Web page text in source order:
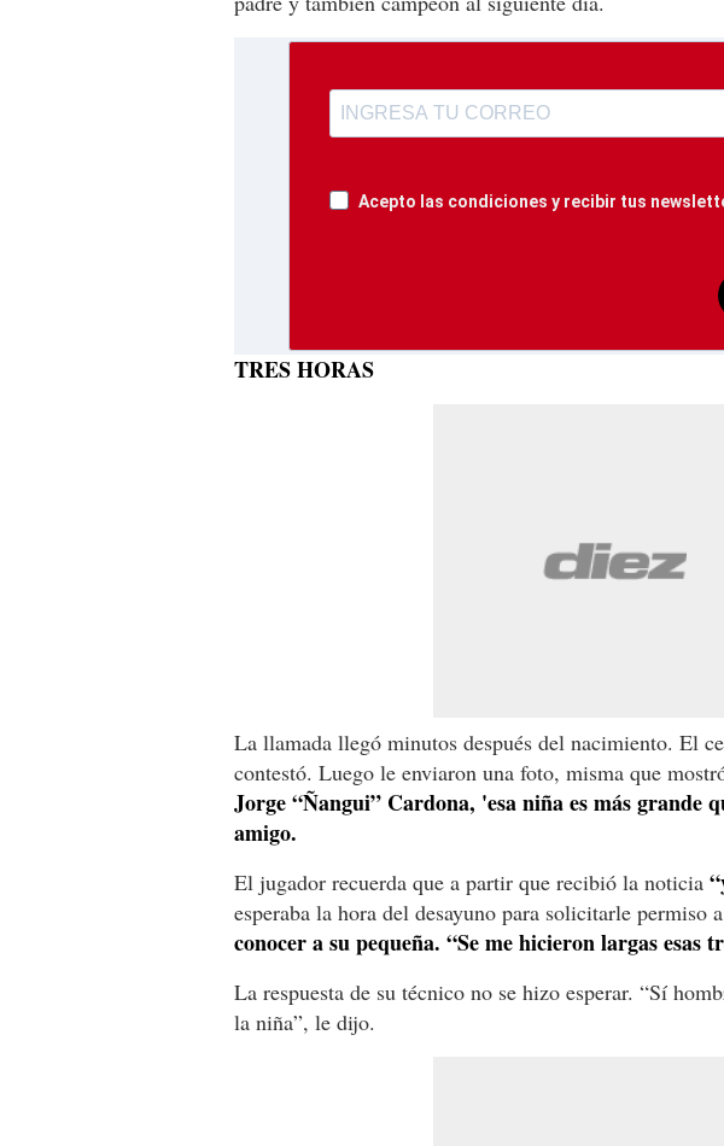
Acepto las condiciones y recibir tus
TRES HORAS
La llamada llegó minutos después del nacimiento. El
contestó. Luego le enviaron una foto, misma que
Jorge “Ñangui” Cardona, 'esa niña es más grande
amigo.
El jugador recuerda que a partir que recibió la noticia
esperaba la hora del desayuno para solicitarle permiso a
conocer a su pequeña. “Se me hicieron largas esas
La respuesta de su técnico no se hizo esperar. “Sí
la niña”, le dijo.